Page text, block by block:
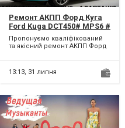
Ремонт АКПП Форд Куга
Ford Kuga DCT450# MPS6 #
CV6R7000AC #36001817,
36000662, 31367035,
31256845, 31256837,
D5244T,8251720,
3073948,9480761,8636197,30
Пропонуємо кваліфікований
та якісний ремонт АКПП Форд
власної комп’...
13:13, 31 липня